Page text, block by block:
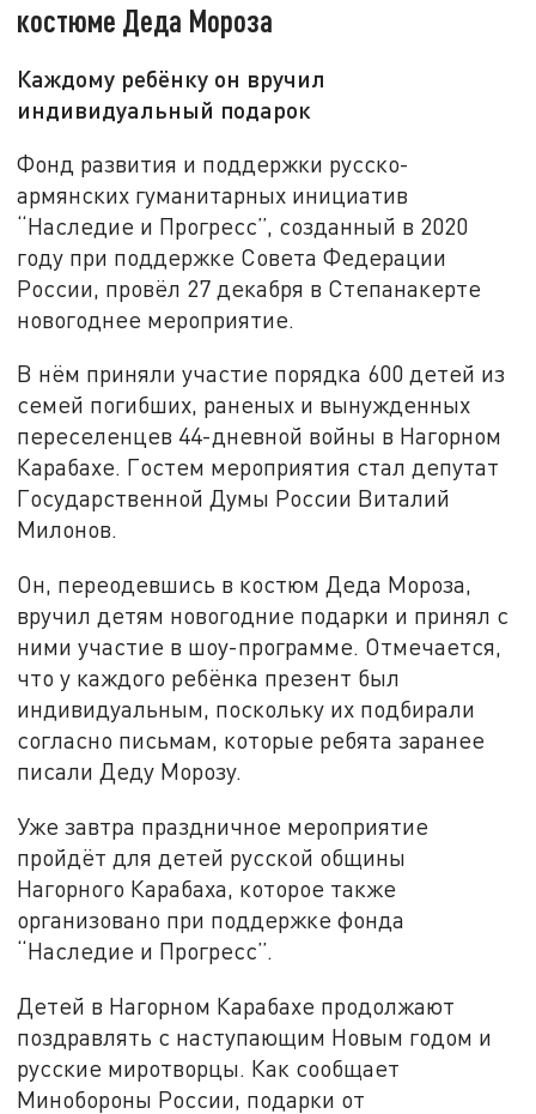
костюме Деда Мороза
Каждому ребёнку он вручил
индивидуальный подарок
Фонд развития и поддержки русско-
армянских гуманитарных инициатив
“Наследие и Прогресс”, созданный в 2020
году при поддержке Совета Федерации
России, провёл 27 декабря в Степанакерте
новогоднее мероприятие.
В нём приняли участие порядка 600 детей из
семей погибших, раненых и вынужденных
переселенцев 44-дневной войны в Нагорном
Карабахе. Гостем мероприятия стал депутат
Государственной Думы России Виталий
Милонов.
Он, переодевшись в костюм Деда Мороза,
вручил детям новогодние подарки и принял с
ними участие в шоу-программе. Отмечается,
что у каждого ребёнка презент был
индивидуальным, поскольку их подбирали
согласно письмам, которые ребята заранее
писали Деду Морозу.
Уже завтра праздничное мероприятие
пройдёт для детей русской общины
Нагорного Карабаха, которое также
организовано при поддержке фонда
“Наследие и Прогресс”.
Детей в Нагорном Карабахе продолжают
поздравлять с наступающим Новым годом и
русские миротворцы. Как сообщает
Минобороны России, подарки от